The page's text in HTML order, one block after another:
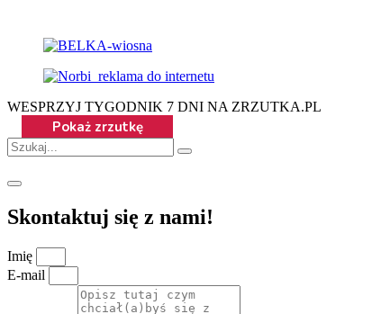
WESPRZYJ TYGODNIK 7 DNI NA ZRZUTKA.PL
Skontaktuj się z nami!
Imię
E-mail